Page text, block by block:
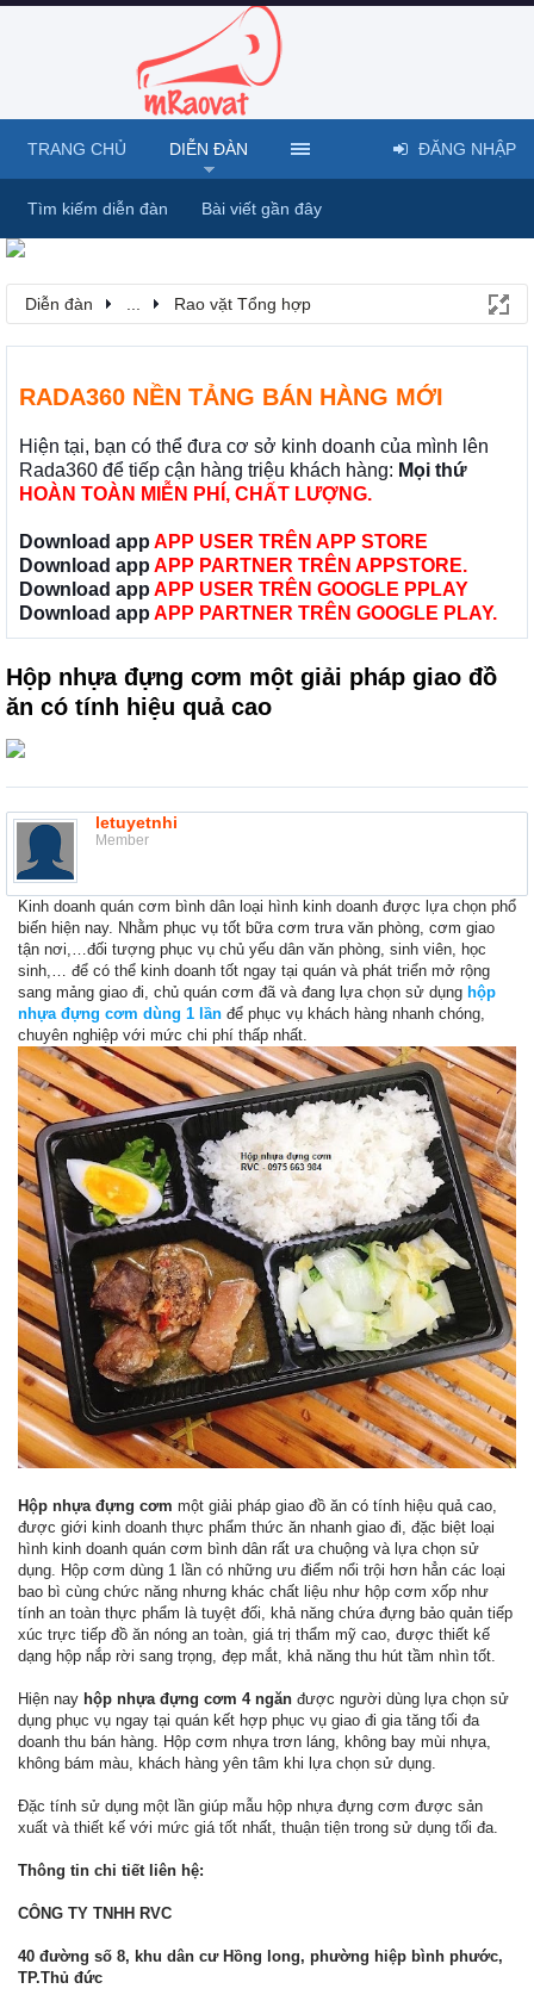
Diễn đàn Rao vặt Tổng hợp
RADA360 NỀN TẢNG BÁN HÀNG MỚI
Hiện tại, bạn có thể đưa cơ sở kinh doanh của mình lên
Rada360 để tiếp cận hàng triệu khách hàng: Mọi thứ
HOÀN TOÀN MIỄN PHÍ, CHẤT LƯỢNG.
Download app APP USER TRÊN APP STORE
Download app APP PARTNER TRÊN APPSTORE.
Download app APP USER TRÊN GOOGLE PPLAY
Download app APP PARTNER TRÊN GOOGLE PLAY.
Hộp nhựa đựng cơm một giải pháp giao đồ
ăn có tính hiệu quả cao
letuyetnhi
Member
Kinh doanh quán cơm bình dân loại hình kinh doanh được lựa chọn phổ
biến hiện nay. Nhằm phục vụ tốt bữa cơm trưa văn phòng, cơm giao
tận nơi,…đối tượng phục vụ chủ yếu dân văn phòng, sinh viên, học
sinh,… để có thể kinh doanh tốt ngay tại quán và phát triển mở rộng
sang mảng giao đi, chủ quán cơm đã và đang lựa chọn sử dụng hộp
nhựa đựng cơm dùng 1 lần để phục vụ khách hàng nhanh chóng,
chuyên nghiệp với mức chi phí thấp nhất.
Hộp nhựa đựng cơm một giải pháp giao đồ ăn có tính hiệu quả cao,
được giới kinh doanh thực phẩm thức ăn nhanh giao đi, đặc biệt loại
hình kinh doanh quán cơm bình dân rất ưa chuộng và lựa chọn sử
dụng. Hộp cơm dùng 1 lần có những ưu điểm nổi trội hơn hẳn các loại
bao bì cùng chức năng nhưng khác chất liệu như hộp cơm xốp như
tính an toàn thực phẩm là tuyệt đối, khả năng chứa đựng bảo quản tiếp
xúc trực tiếp đồ ăn nóng an toàn, giá trị thẩm mỹ cao, được thiết kế
dạng hộp nắp rời sang trọng, đẹp mắt, khả năng thu hút tầm nhìn tốt.
Hiện nay hộp nhựa đựng cơm 4 ngăn được người dùng lựa chọn sử
dụng phục vụ ngay tại quán kết hợp phục vụ giao đi gia tăng tối đa
doanh thu bán hàng. Hộp cơm nhựa trơn láng, không bay mùi nhựa,
không bám màu, khách hàng yên tâm khi lựa chọn sử dụng.
Đặc tính sử dụng một lần giúp mẫu hộp nhựa đựng cơm được sản
xuất và thiết kế với mức giá tốt nhất, thuận tiện trong sử dụng tối đa.
Thông tin chi tiết liên hệ:
CÔNG TY TNHH RVC
40 đường số 8, khu dân cư Hồng long, phường hiệp bình phước,
TP.Thủ đức
TRANG CHỦ DIỄN ĐÀN
Tìm kiếm diễn đàn Bài viết gần đây
ĐĂNG NHẬP